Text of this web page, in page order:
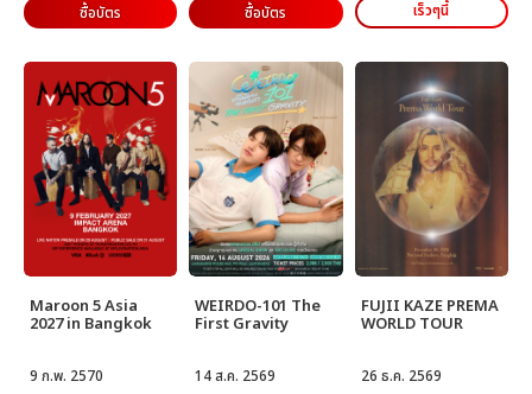
ซื้อบัตร ซื้อบัตร เร็วๆนี้
Maroon 5 Asia
2027 in Bangkok
9 ก.พ. 2570
WEIRDO-101 The
First Gravity
14 ส.ค. 2569
FUJII KAZE PREMA
WORLD TOUR
26 ธ.ค. 2569